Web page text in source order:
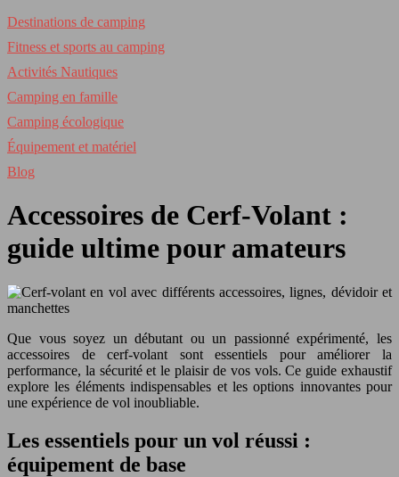
Destinations de camping
Fitness et sports au camping
Activités Nautiques
Camping en famille
Camping écologique
Équipement et matériel
Blog
Accessoires de Cerf-Volant :
guide ultime pour amateurs
Que vous soyez un débutant ou un passionné expérimenté, les
accessoires de cerf-volant sont essentiels pour améliorer la
performance, la sécurité et le plaisir de vos vols. Ce guide exhaustif
explore les éléments indispensables et les options innovantes pour
une expérience de vol inoubliable.
Les essentiels pour un vol réussi :
équipement de base